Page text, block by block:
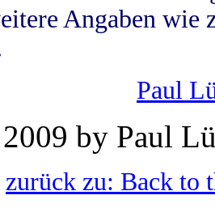
Angaben wie
Paul
by Paul
zurück zu: Back to